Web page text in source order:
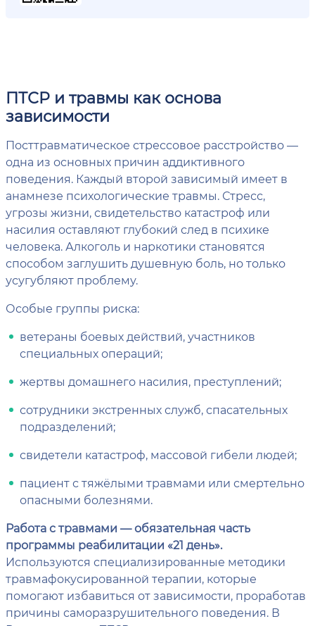
ПТСР и травмы как основа
зависимости
Посттравматическое стрессовое расстройство —
одна из основных причин аддиктивного
поведения. Каждый второй зависимый имеет в
анамнезе психологические травмы. Стресс,
угрозы жизни, свидетельство катастроф или
насилия оставляют глубокий след в психике
человека. Алкоголь и наркотики становятся
способом заглушить душевную боль, но только
усугубляют проблему.
Особые группы риска:
ветераны боевых действий, участников
специальных операций;
жертвы домашнего насилия, преступлений;
сотрудники экстренных служб, спасательных
подразделений;
свидетели катастроф, массовой гибели людей;
пациент с тяжёлыми травмами или смертельно
опасными болезнями.
Работа с травмами — обязательная часть
программы реабилитации «21 день».
Используются специализированные методики
травмафокусированной терапии, которые
помогают избавиться от зависимости, проработав
причины саморазрушительного поведения. В